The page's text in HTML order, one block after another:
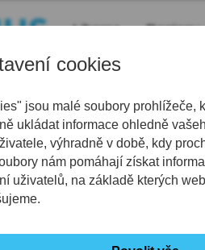
cookies
jsou malé soubory prohlížeče,
ukládat informace ohledně
výhradně v době, kdy
nám pomáhají získat
uživatelů, na základě kterých
Liberec Regiony
z kraje se
Regionální
končí už 25.